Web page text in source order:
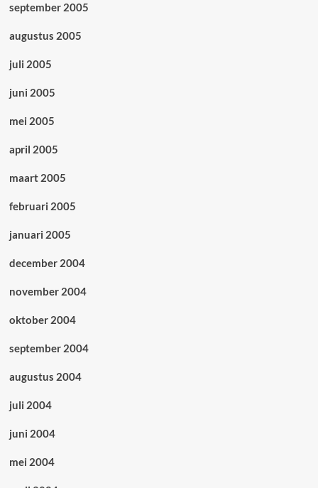
september 2005
augustus 2005
juli 2005
juni 2005
mei 2005
april 2005
maart 2005
februari 2005
januari 2005
december 2004
november 2004
oktober 2004
september 2004
augustus 2004
juli 2004
juni 2004
mei 2004